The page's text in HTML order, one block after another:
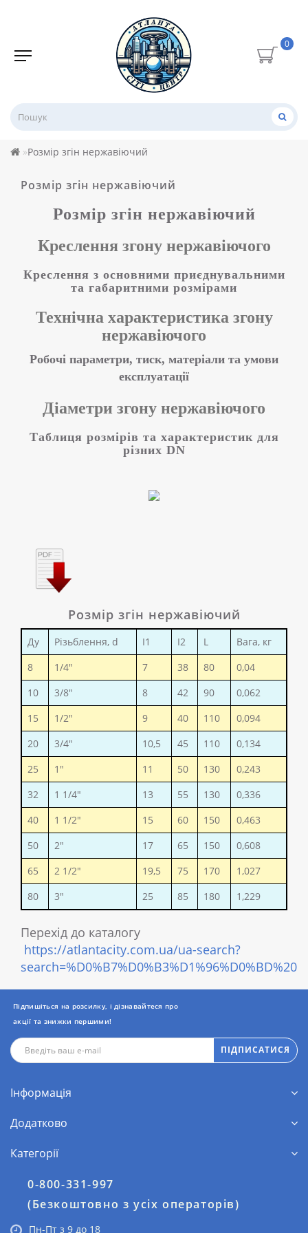
0
Розмір згін нержавіючий
Розмір згін нержавіючий
Розмір згін нержавіючий
Креслення згону нержавіючого
Креслення з основними приєднувальними
та габаритними розмірами
Технічна характеристика згону
нержавіючого
Робочі параметри, тиск, матеріали та умови
експлуатації
Діаметри згону нержавіючого
Таблиця розмірів та характеристик для
різних DN
Розмір згін нержавіючий
Ду Різьблення, d I1 I2 L
Вага, кг
8
1/4" 7 38 80
0,04
10
3/8" 8 42 90
0,062
15
1/2" 9 40 110
0,094
20
3/4" 10,5 45 110
0,134
25
1" 11 50 130
0,243
32
1 1/4" 13 55 130
0,336
40
1 1/2" 15 60 150
0,463
50
2" 17 65 150
0,608
65
2 1/2" 19,5 75 170
1,027
80
3" 25 85 180 1,229
Перехід до каталогу
https://atlantacity.com.ua/ua-search?
search=%D0%B7%D0%B3%D1%96%D0%BD%20
Підпишіться на розсилку, і дізнавайтеся про
акції та знижки першими!
ПІДПИСАТИСЯ
Інформація
Додатково
Категорії
0-800-331-997
(Безкоштовно з усіх операторів)
Пн-Пт з 9 до 18